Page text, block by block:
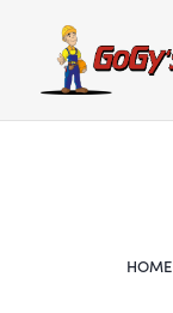
HOME